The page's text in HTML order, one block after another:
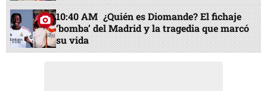
10:40 AM ¿Quién es Diomande? El fichaje
‘bomba’ del Madrid y la tragedia que marcó
su vida